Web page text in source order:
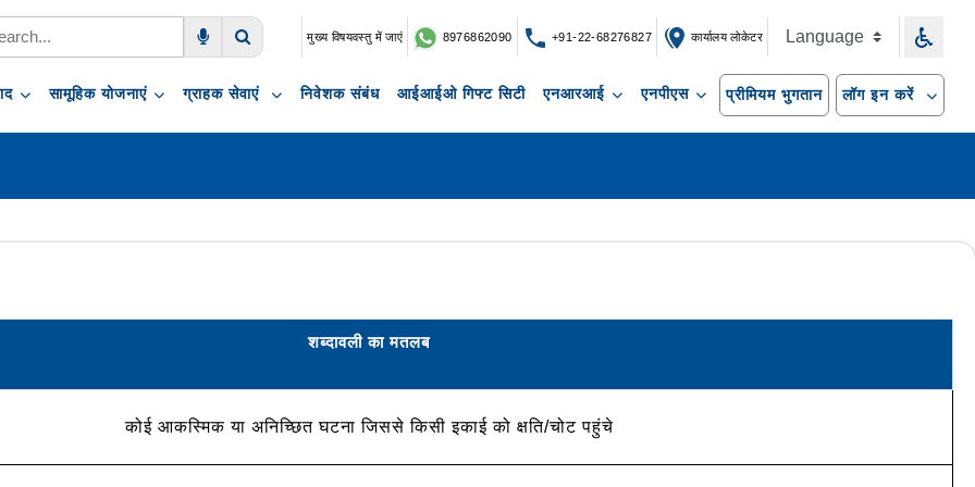
मुख्य विषयवस्तु में जाएं 8976862090 +91-22-68276827 कार्यालय लोकेटर
सामूहिक योजनाएं ग्राहक सेवाएं निवेशक संबंध आईआईओ गिफ्ट सिटी एनआरआई एनपीएस प्रीमियम भुगतान लॉग इन करें
शब्दावली का मतलब
कोई आकस्मिक या अनिच्छित घटना जिससे किसी इकाई को क्षति/चोट पहुंचे